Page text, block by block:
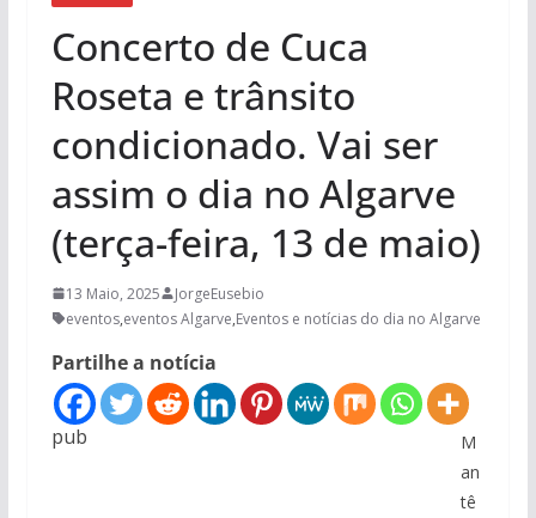
Concerto de Cuca
Roseta e trânsito
condicionado. Vai ser
assim o dia no Algarve
(terça-feira, 13 de maio)
13 Maio, 2025
JorgeEusebio
eventos,eventos Algarve,Eventos e notícias do dia no Algarve
Partilhe a notícia
pub
M
an
tê